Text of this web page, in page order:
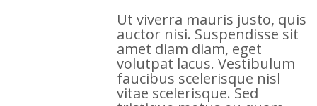
Ut viverra mauris justo, quis
auctor nisi. Suspendisse sit
amet diam diam, eget
volutpat lacus. Vestibulum
faucibus scelerisque nisl
vitae scelerisque. Sed